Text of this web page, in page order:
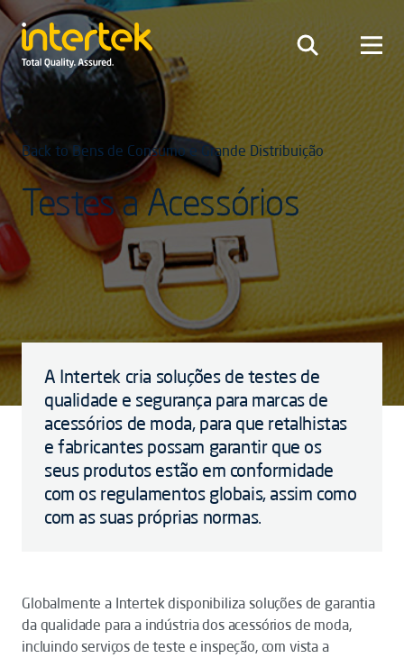
Back to Bens de Consumo e Grande Distribuição
Testes a Acessórios
A Intertek cria soluções de testes de
qualidade e segurança para marcas de
acessórios de moda, para que retalhistas
e fabricantes possam garantir que os
seus produtos estão em conformidade
com os regulamentos globais, assim como
com as suas próprias normas.
Globalmente a Intertek disponibiliza soluções de garantia
da qualidade para a indústria dos acessórios de moda,
incluindo serviços de teste e inspeção, com vista a